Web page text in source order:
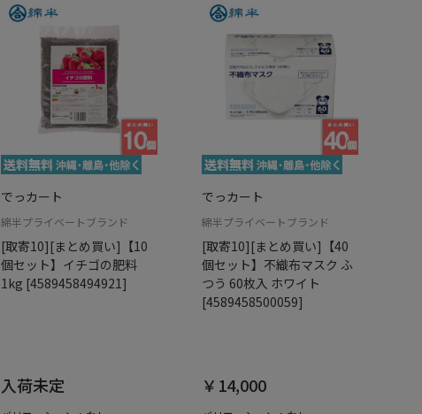
でっカート
綿半プライベートブランド
[取寄10][まとめ買い]【10
個セット】イチゴの肥料
1kg [4589458494921]
入荷未定
でっカート
綿半プライベートブランド
[取寄10][まとめ買い]【40
個セット】不織布マスク ふ
つう 60枚入 ホワイト
[4589458500059]
￥14,000